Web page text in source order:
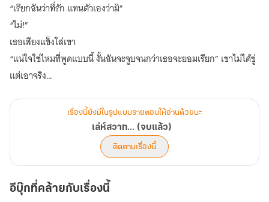
“เรียกฉันว่าที่รัก แทนตัวเองว่ามิ”
“ไม่!”
เธอเสียงแข็งใส่เขา
“แน่ใจใช่ไหมที่พูดแบบนี้ งั้นฉันจะจูบจนกว่าเธอจะยอมเรียก” เขาไม่ได้ขู่
แต่เอาจริง
“พอใจมากครับที่รัก” เขายื่นหน้ามาหา ยิ้มใส่ตาเธอ
“นาย... เอ๊ย ที่รักจะแกล้งมิไปถึงไหน”
“ไม่ได้แกล้งแต่จะจีบจริงๆ แอบชอบมานานแล้ว”
“จีบมิแต่ด่ามิเสียๆ หายๆ นี่นะเหรอ”
“ก็หวงนี่นา”
“ไม่เชื่อหรอก ที่รักต้องแกล้งมิแน่ๆ”
เรื่องนี้ยังมีในรูปแบบรายตอนให้อ่านด้วยนะ
เล่ห์สวาท... (จบแล้ว)
ติดตามเรื่องนี้
อีบุ๊กที่คล้ายกับเรื่องนี้